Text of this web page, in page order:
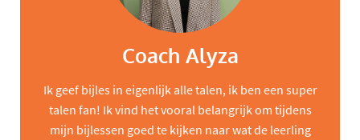
Coach Alyza
Ik geef bijles in eigenlijk alle talen, ik ben een super
talen fan! Ik vind het vooral belangrijk om tijdens
mijn bijlessen goed te kijken naar wat de leerling